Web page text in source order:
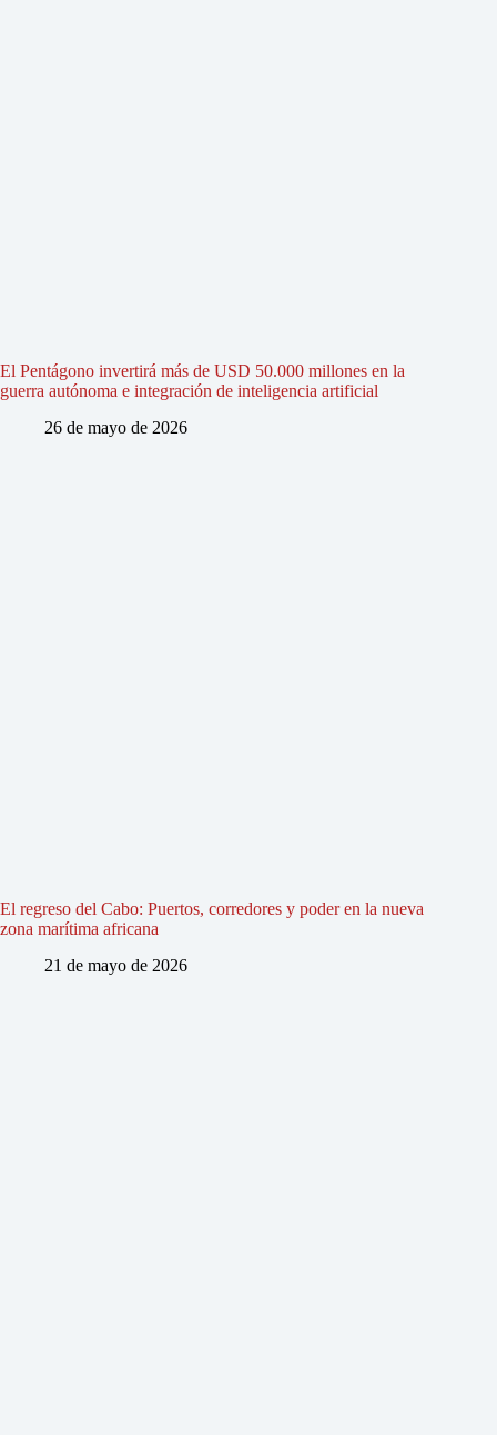
El Pentágono invertirá más de USD 50.000 millones en la
guerra autónoma e integración de inteligencia artificial
26 de mayo de 2026
El regreso del Cabo: Puertos, corredores y poder en la nueva
zona marítima africana
21 de mayo de 2026